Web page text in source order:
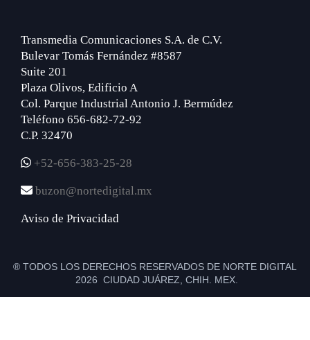
Transmedia Comunicaciones S.A. de C.V.
Bulevar Tomás Fernández #8587
Suite 201
Plaza Olivos, Edificio A
Col. Parque Industrial Antonio J. Bermúdez
Teléfono 656-682-72-92
C.P. 32470
+52-656-383-25-28
buzon@nortedigital.mx
Aviso de Privacidad
® TODOS LOS DERECHOS RESERVADOS DE NORTE DIGITAL
2026 CIUDAD JUÁREZ, CHIH. MEX.